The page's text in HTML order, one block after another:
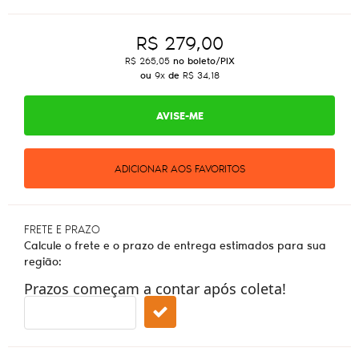
R$ 279,00
R$ 265,05no boleto/PIX
ou 9xde R$ 34,18
AVISE-ME
ADICIONAR AOS FAVORITOS
FRETE E PRAZO
Calcule o frete e o prazo de entrega estimados para sua
região:
Prazos começam a contar após coleta!